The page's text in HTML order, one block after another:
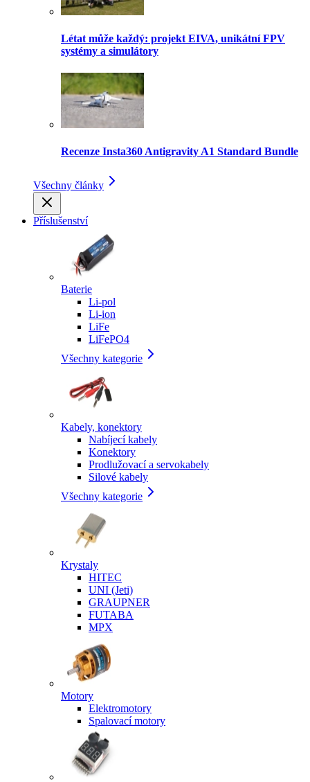
Létat může každý: projekt EIVA, unikátní FPV
systémy a simulátory
Recenze Insta360 Antigravity A1 Standard Bundle
Všechny články
Příslušenství
Baterie
Li-pol
Li-ion
LiFe
LiFePO4
Všechny kategorie
Kabely, konektory
Nabíjecí kabely
Konektory
Prodlužovací a servokabely
Silové kabely
Všechny kategorie
Krystaly
HITEC
UNI (Jeti)
GRAUPNER
FUTABA
MPX
Motory
Elektromotory
Spalovací motory